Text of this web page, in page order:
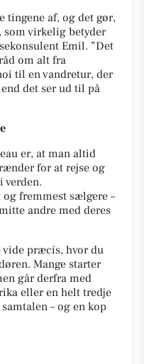
tingene af, og det gør,
som virkelig betyder
Emil. ”Det
om alt fra
til en vandretur, der
det ser ud til på
er, at man altid
for at rejse og
verden.
og fremmest sælgere –
andre med deres
vide præcis, hvor du
Mange starter
går derfra med
eller en helt tredje
– og en kop